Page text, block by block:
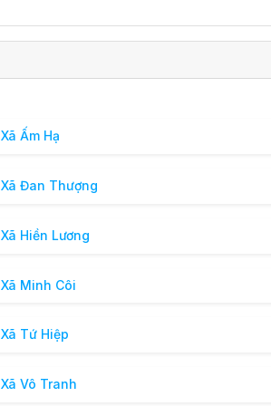
Xã Ấm Hạ
Xã Đan Thượng
Xã Hiền Lương
Xã Minh Côi
Xã Tứ Hiệp
Xã Vô Tranh